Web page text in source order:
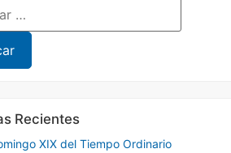
Recientes
XIX del Tiempo Ordinario